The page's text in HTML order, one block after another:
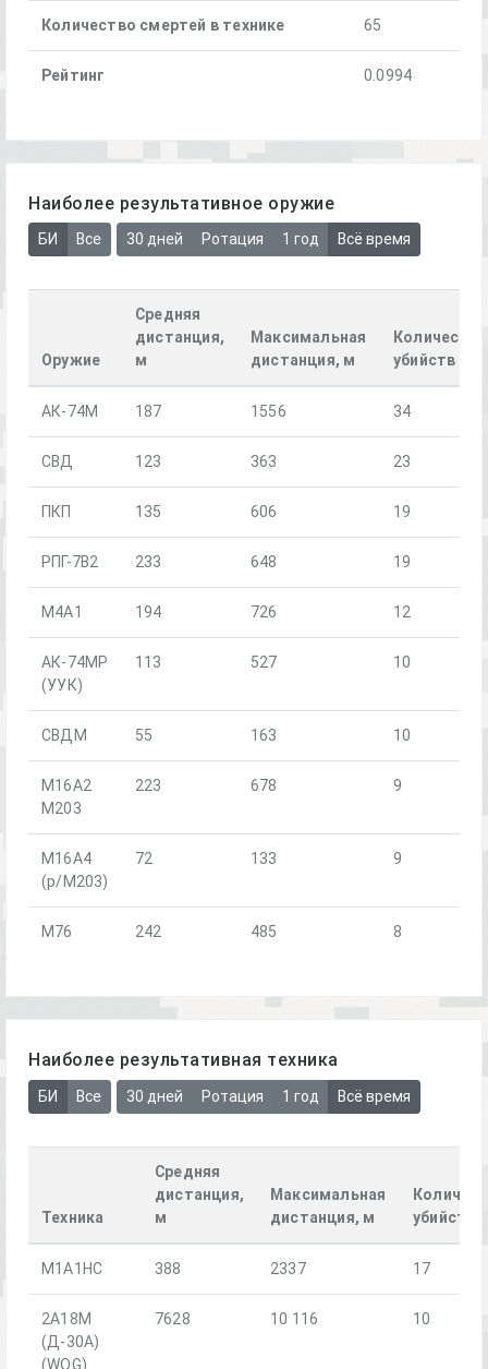
Количество смертей в технике 65
Рейтинг 0.0994
Наиболее результативное оружие
БИ Все 30 дней Ротация 1 год Всё время
Оружие
Средняя
дистанция,
м
Максимальная
дистанция, м
Количество
убийств
АК-74М 187 1556 34
СВД 123 363 23
ПКП 135 606 19
РПГ-7В2 233 648 19
М4А1 194 726 12
АК-74МР
(УУК)
113 527 10
СВДМ 55 163 10
M16A2
M203
223 678 9
М16А4
(р/М203)
72 133 9
M76 242 485 8
Наиболее результативная техника
БИ Все 30 дней Ротация 1 год Всё время
Техника
Средняя
дистанция,
м
Максимальная
дистанция, м
убийств
M1A1HC 388 2337 17
2А18М
(Д-30А)
(WOG)
7628 10 116 10